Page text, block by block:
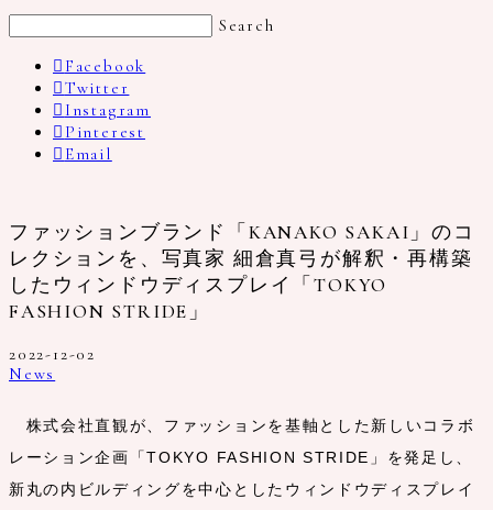
Search
Facebook
Twitter
Instagram
Pinterest
Email
ファッションブランド「KANAKO SAKAI」のコ
レクションを、写真家 細倉真弓が解釈・再構築
したウィンドウディスプレイ「TOKYO
FASHION STRIDE」
2022-12-02
News
株式会社直観が、ファッションを基軸とした新しいコラボ
レーション企画「TOKYO FASHION STRIDE」を発足し、
新丸の内ビルディングを中心としたウィンドウディスプレイ